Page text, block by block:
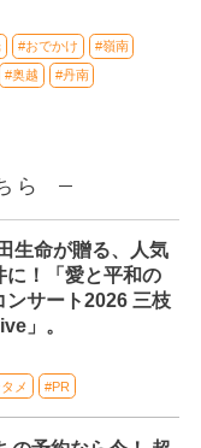
#おでかけ #嶺南
#奥越 #丹南
ら
生命が贈る、人気
に！「愛と平和の
ンサート2026 三枝
」。
メ #PR